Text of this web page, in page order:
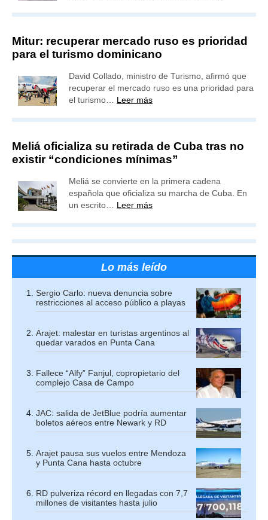
Mitur: recuperar mercado ruso es prioridad
para el turismo dominicano
David Collado, ministro de Turismo, afirmó que
recuperar el mercado ruso es una prioridad para
el turismo… Leer más
Meliá oficializa su retirada de Cuba tras no
existir “condiciones mínimas”
Meliá se convierte en la primera cadena
española que oficializa su marcha de Cuba. En
un escrito… Leer más
Lo más leído
Sergio Carlo: nueva denuncia sobre
restricciones al acceso público a playas
Arajet: malestar en turistas argentinos al
quedar varados en Punta Cana
Fallece “Alfy” Fanjul, copropietario del
complejo Casa de Campo
JAC: salida de JetBlue podría aumentar
boletos aéreos entre Newark y RD
Arajet pausa sus vuelos entre Mendoza
y Punta Cana hasta octubre
RD pulveriza récord en llegadas con 7,7
millones de visitantes hasta julio